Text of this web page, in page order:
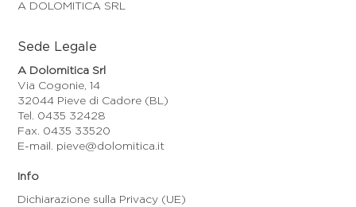
A DOLOMITICA SRL
Sede Legale
A Dolomitica Srl
Via Cogonie, 14
32044 Pieve di Cadore (BL)
Tel. 0435 32428
Fax. 0435 33520
E-mail. pieve@dolomitica.it
Info
Dichiarazione sulla Privacy (UE)